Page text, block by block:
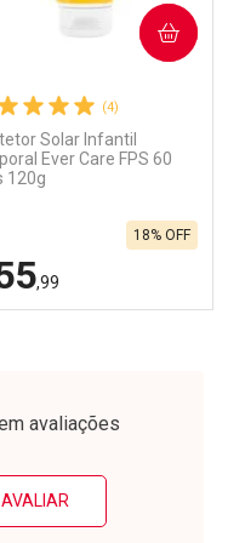
(4)
Solar Infantil
Ever Care FPS 60
120g
,99
18% OFF
COMPRAR
Menos
avaliações